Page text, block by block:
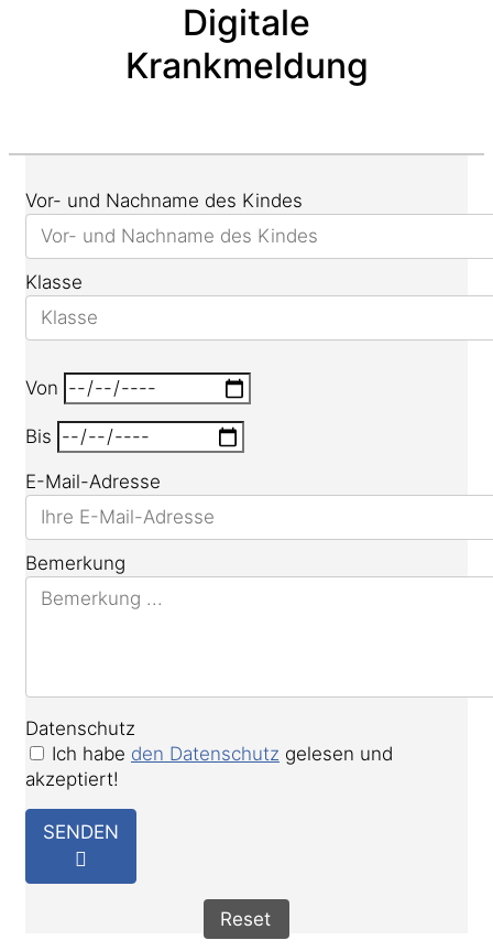
Digitale
Krankmeldung
Vor- und Nachname des Kindes
Klasse
Von
Bis
E-Mail-Adresse
Bemerkung
Datenschutz
Ich habe den Datenschutz gelesen und
akzeptiert!
SENDEN
Reset